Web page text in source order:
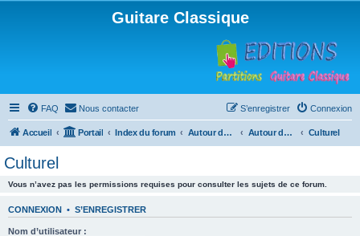
Guitare Classique
FAQ Nous contacter Connexion
S’enregistrer
Accueil Portail Index du forum Autour de la machine à café Autour de la machine à café Culturel
Culturel
Vous n’avez pas les permissions requises pour consulter les sujets de ce forum.
CONNEXION • S’ENREGISTRER
Nom d’utilisateur :